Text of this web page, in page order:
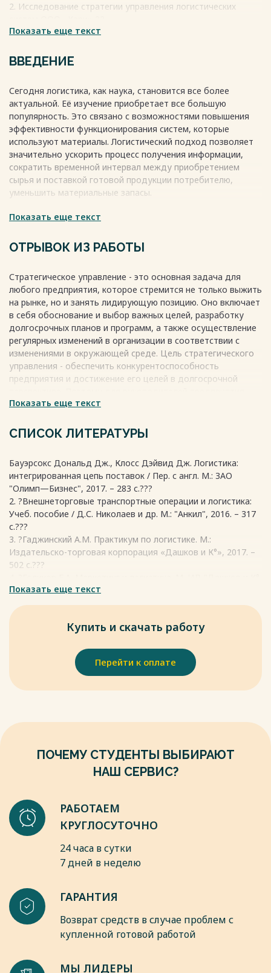
2. Исследование стратегии управления логистических
2.1 Общеэкономические характеристики логистических
2.2 Специфика стратегии ООО «Кари» в области
логистических систем 26
стратегии управления логистическими системами 39
Заключение 49
Список использованных источников 51
Весь текст будет доступенпосле покупки
Показать еще текст
ВВЕДЕНИЕ
Сегодня логистика, как наука, становится все более
актуальной. Её изучение приобретает все большую
популярность. Это связано с возможностями повышения
эффективности функционирования систем, которые
используют материалы. Логистический подход позволяет
значительно ускорить процесс получения информации,
сократить временной интервал между приобретением
сырья и поставкой готовой продукции потребителю,
уменьшить материальные запасы.
Логистика включает в себя управление транспортом,
организацию информационной системы и коммерческую
управление всеми операциями как единой деятельностью.
Использование логистических решений помогает
управлять материальным потоком на всех этапах
производства. Это начинается с формирования
договорных отношений с поставщиками и заканчивается
доставкой готовой продукции потребителю. Управление
материальными и информационными потоками на этом
этапе имеет ряд специфических особенностей и
называется производственной логистикой.
Показать еще текст
ОТРЫВОК ИЗ РАБОТЫ
Стратегическое управление - это основная задача для
любого предприятия, которое стремится не только выжить
на рынке, но и занять лидирующую позицию. Оно включает
в себя обоснование и выбор важных целей, разработку
долгосрочных планов и программ, а также осуществление
регулярных изменений в организации в соответствии с
изменениями в окружающей среде. Цель стратегического
управления - обеспечить конкурентоспособность
предприятия и достижение его целей в долгосрочной
важно опираться на опыт и потенциал своих сотрудников,
реагировать на изменения в окружающей среде.
Весь текст будет доступен после покупки
Показать еще текст
СПИСОК ЛИТЕРАТУРЫ
Бауэрсокс Дональд Дж., Клосс Дэйвид Дж. Логистика:
интегрированная цепь поставок / Пер. с англ. М.: ЗАО
"Олимп—Бизнес", 2017. – 283 с.???
2. ?Внешнеторговые транспортные операции и логистика:
Учеб. пособие / Д.С. Николаев и др. М.: "Анкил", 2016. – 317
с.???
3. ?Гаджинский А.М. Практикум по логистике. М.:
Издательско-торговая корпорация «Дашков и К°», 2017. –
502 с.???
2016. – 364 с.???
5. ?Гордон М.П., Карнаухов С.Б. Логистика товародвижения.
М.: Центр экономики и маркетинга, 2017. – 436 с.???
6. ?Залманова М.Е. и др. Производственно-коммерческая
студентов спец.0608 / М.Е. Залманова, О.А. Новиков А.И.
Семененко. Саратов: Саратовский гос. техн. ун-т, 2017. – 377
с.???
7. ?Зубков Г.С. и др. Торговая логистика: Учеб. пособие.
логистики: Учеб. пособие. М.: Изд-во МГТУ им. Н. Э.
Весь текст будет доступенпосле покупки
Показать еще текст
Купить и скачать работу
Перейти к оплате
ПОЧЕМУ СТУДЕНТЫ ВЫБИРАЮТ
НАШ СЕРВИС?
РАБОТАЕМ
КРУГЛОСУТОЧНО
24 часа в сутки
7 дней в неделю
ГАРАНТИЯ
Возврат средств в случае проблем с
купленной готовой работой
МЫ ЛИДЕРЫ